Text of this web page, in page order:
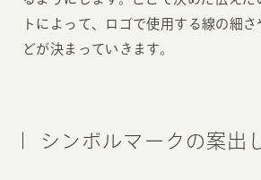
トによって、ロゴで使用する線の細
どが決まっていきます。
シンボルマークの案出